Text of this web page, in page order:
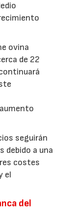
ovina
de 22
seguirán
debido a una
costes
el
del